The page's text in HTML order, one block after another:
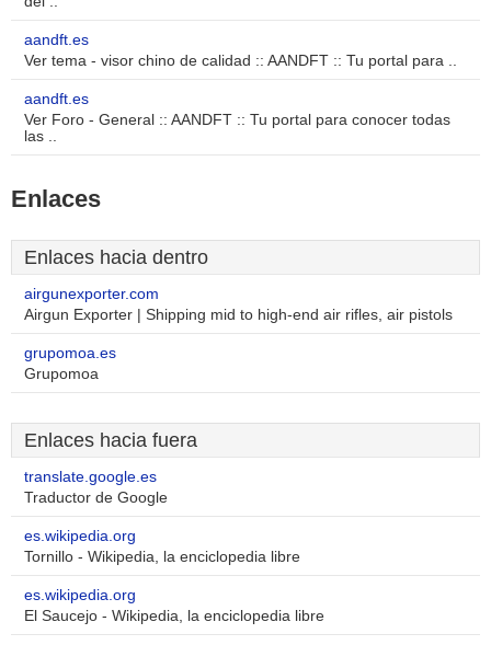
aandft.es
Ver tema - visor chino de calidad :: AANDFT :: Tu portal para ..
aandft.es
Ver Foro - General :: AANDFT :: Tu portal para conocer todas
las ..
Enlaces
Enlaces hacia dentro
airgunexporter.com
Airgun Exporter | Shipping mid to high-end air rifles, air pistols
grupomoa.es
Grupomoa
Enlaces hacia fuera
translate.google.es
Traductor de Google
es.wikipedia.org
Tornillo - Wikipedia, la enciclopedia libre
es.wikipedia.org
El Saucejo - Wikipedia, la enciclopedia libre